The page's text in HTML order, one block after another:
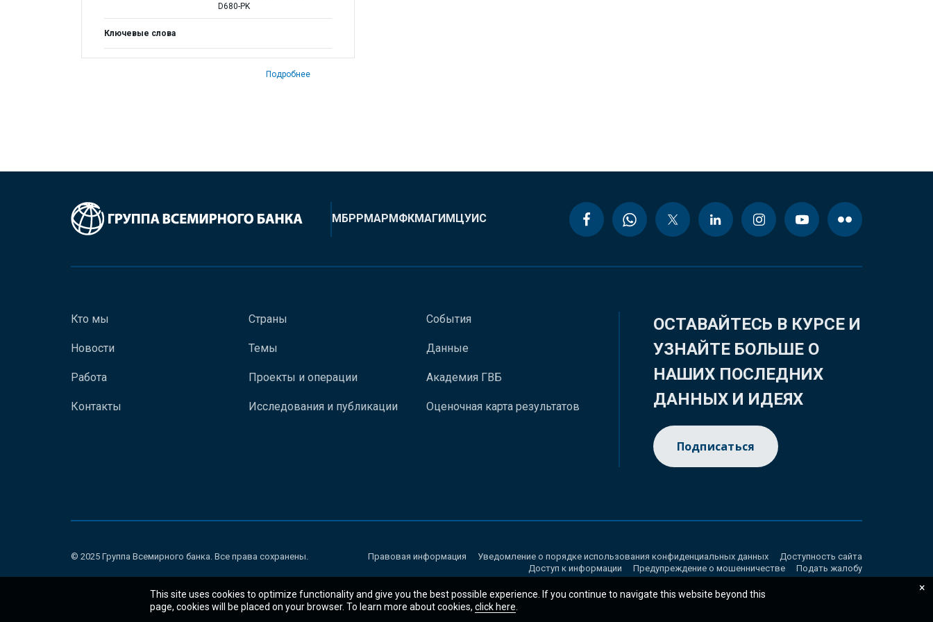
D680-PK
Ключевые слова
Подробнее
МБРРМАРМФКМАГИМЦУИС
Кто мы
Новости
Работа
Контакты
Страны
Темы
Проекты и операции
Исследования и публикации
События
Данные
Академия ГВБ
Оценочная карта результатов
ОСТАВАЙТЕСЬ В КУРСЕ И
УЗНАЙТЕ БОЛЬШЕ О
НАШИХ ПОСЛЕДНИХ
ДАННЫХ И ИДЕЯХ
Подписаться
© 2025 Группа Всемирного банка. Все права сохранены. Правовая информация Уведомление о порядке использования конфиденциальных данных
Доступность сайта
Доступ к информации
Предупреждение о мошенничестве Подать жалобу
This site uses cookies to optimize functionality and give you the best possible experience. If you continue to navigate this website beyond this
page, cookies will be placed on your browser. To learn more about cookies, click here
×